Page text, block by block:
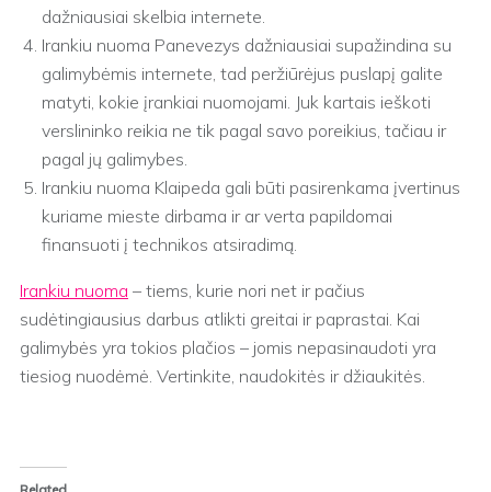
dažniausiai skelbia internete.
Irankiu nuoma Panevezys dažniausiai supažindina su
galimybėmis internete, tad peržiūrėjus puslapį galite
matyti, kokie įrankiai nuomojami. Juk kartais ieškoti
verslininko reikia ne tik pagal savo poreikius, tačiau ir
pagal jų galimybes.
Irankiu nuoma Klaipeda gali būti pasirenkama įvertinus
kuriame mieste dirbama ir ar verta papildomai
finansuoti į technikos atsiradimą.
Irankiu nuoma – tiems, kurie nori net ir pačius
sudėtingiausius darbus atlikti greitai ir paprastai. Kai
galimybės yra tokios plačios – jomis nepasinaudoti yra
tiesiog nuodėmė. Vertinkite, naudokitės ir džiaukitės.